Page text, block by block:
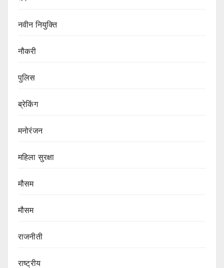
नवीन नियुक्ति
नौकरी
पुलिस
ब्रेकिंग
मनोरंजन
महिला सुरक्षा
मौसम
मौसम
राजनीती
राष्ट्रीय